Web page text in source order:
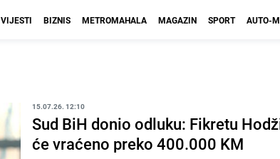
VIJESTI BIZNIS METROMAHALA MAGAZIN SPORT AUTO-
15.07.26. 12:10
Sud BiH donio odluku: Fikretu
će vraćeno preko 400.000 KM